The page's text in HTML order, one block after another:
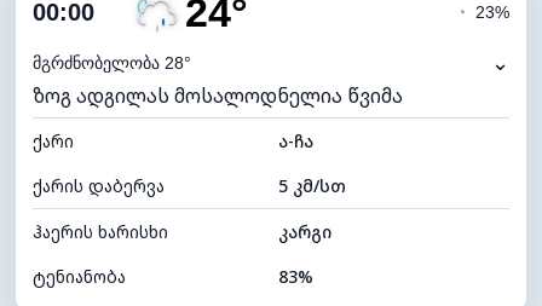
00:00 24°
მგრძნობელობა 28°
◔ 23%
⌄
ზოგ ადგილას მოსალოდნელია წვიმა
ქარი
ა-ჩა
ქარის დაბერვა
5 კმ/სთ
ჰაერის ხარისხი
კარგი
ტენიანობა
83%